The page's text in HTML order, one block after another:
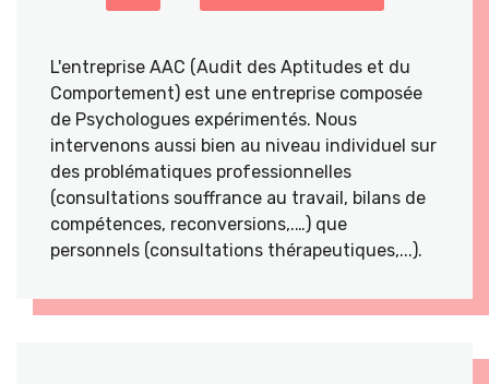
L'entreprise AAC (Audit des Aptitudes et du
Comportement) est une entreprise composée
de Psychologues expérimentés. Nous
intervenons aussi bien au niveau individuel sur
des problématiques professionnelles
(consultations souffrance au travail, bilans de
compétences, reconversions,.…) que
personnels (consultations thérapeutiques,...).